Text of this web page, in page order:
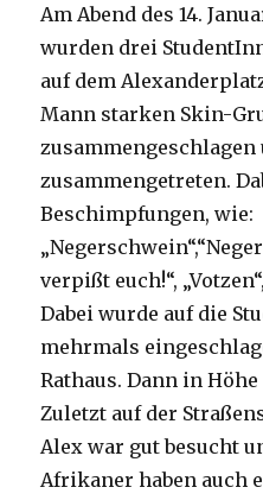
Am Abend des 14.
wurden drei
auf dem
Mann starken Skin-
zusammengeschlagen
zusammengetreten.
Beschimpfungen, wie:
verpißt euch!“,
Dabei wurde auf die
mehrmals
Rathaus. Dann in
Zuletzt auf der
Alex war gut besucht
Afrikaner haben auch